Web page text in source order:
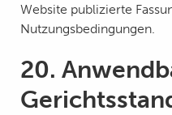
Website publizierte
Nutzungsbedingungen.
20.